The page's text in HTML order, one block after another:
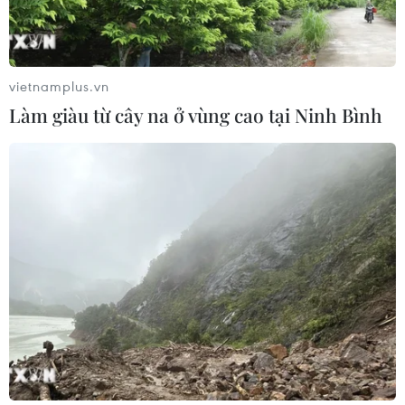
Vĩnh Long triển khai nhiều hoạt
động chăm lo cho nạn nhân chất độc
da cam
06/08/2026 03:47
24 năm tù cho 2 vợ chồng tổ
Mưa lớn kéo dài gây thiệt hại khoảng
15 tỷ đồng tại Tuyên Quang
06/08/2026 03:03
vietnamplus.vn
Làm giàu từ cây na ở vùng cao tại Ninh Bình